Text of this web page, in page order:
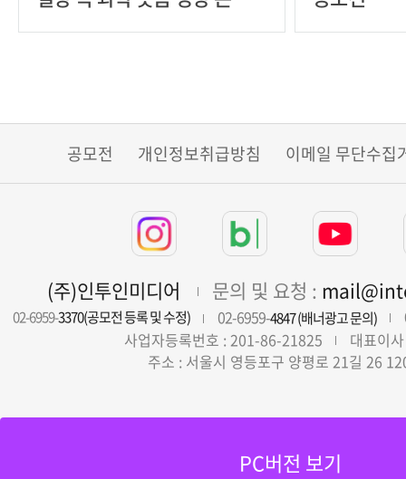
공모전 개인정보취급방침 이메일 무단수집
(주)인투인미디어 문의 및 요청 :
02-6959-3370(공모전 등록 및 수정) 02-6959-4847 (배너광고 문의)
사업자등록번호 : 201-86-21825
대표이
주소 : 서울시 영등포구 양평로 21길 26
PC버전 보기